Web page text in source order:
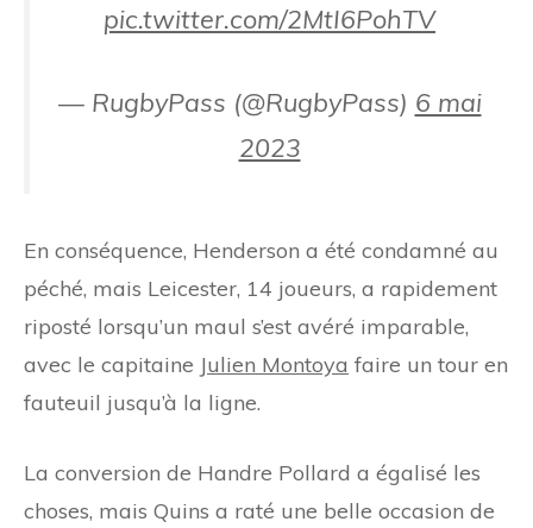
pic.twitter.com/2MtI6PohTV
— RugbyPass (@RugbyPass) 6 mai
2023
En conséquence, Henderson a été condamné au
péché, mais Leicester, 14 joueurs, a rapidement
riposté lorsqu’un maul s’est avéré imparable,
avec le capitaine Julien Montoya faire un tour en
fauteuil jusqu’à la ligne.
La conversion de Handre Pollard a égalisé les
choses, mais Quins a raté une belle occasion de